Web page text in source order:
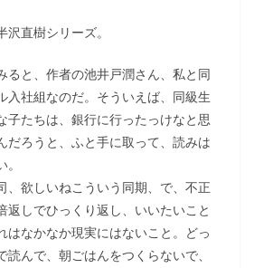
直樹シリーズ。
ると、作者の池井戸潤さん、私と同
入社組なのだ。そういえば、同級生
子たちは、銀行に行ったっけなと思
だろうと、ふと手に取って、読みは
、欲しいねこういう同期、で、不正
返しでひっくり返し、いいたいこと
はなかなか現実にはないこと。どっ
んで、朝ごはんをつくらないで、